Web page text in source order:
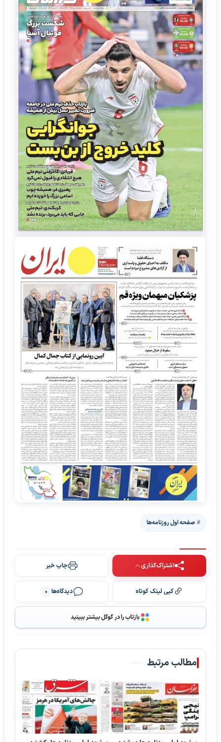
صفحه اول روزنامه‌ها
اشتراک‌گذاری چاپ خبر
کپی لینک کوتاه دیدگاه‌ها 0
بازتاب را در گوگل بیشتر ببینید
مطالب مرتبط